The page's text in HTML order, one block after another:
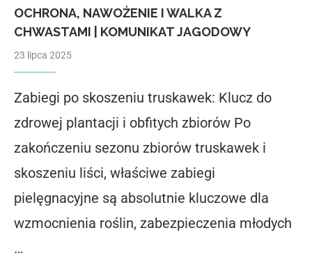
OCHRONA, NAWOŻENIE I WALKA Z
CHWASTAMI | KOMUNIKAT JAGODOWY
23 lipca 2025
Zabiegi po skoszeniu truskawek: Klucz do
zdrowej plantacji i obfitych zbiorów Po
zakończeniu sezonu zbiorów truskawek i
skoszeniu liści, właściwe zabiegi
pielęgnacyjne są absolutnie kluczowe dla
wzmocnienia roślin, zabezpieczenia młodych
…